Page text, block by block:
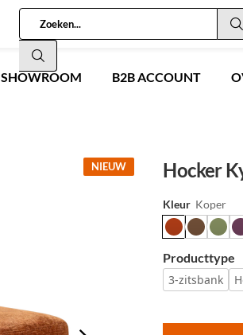
SHOWROOM B2B ACCOUNT
NIEUW Hocker
Kleur Koper
Producttype
3-zitsbank